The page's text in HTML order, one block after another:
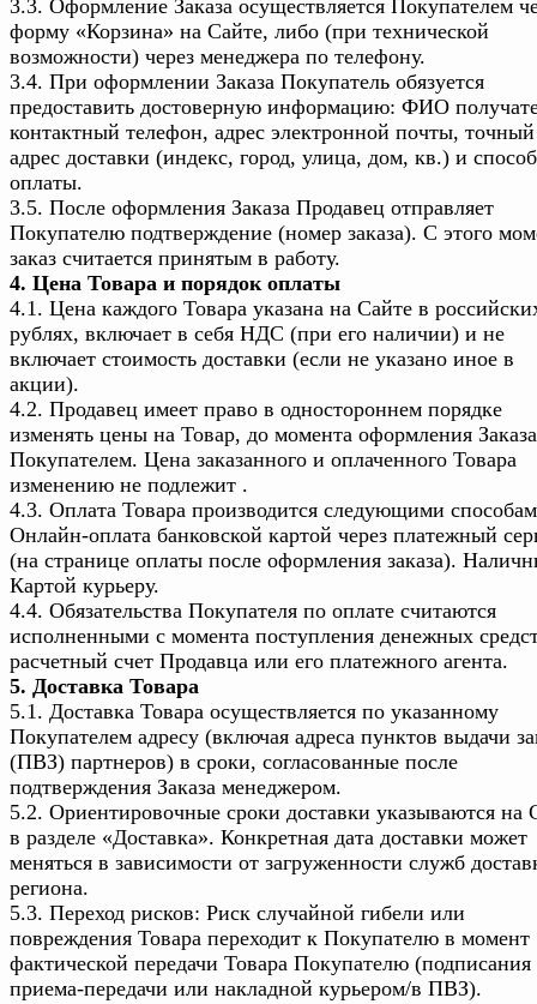
3.3. Оформление Заказа осуществляется Покупателем
форму «Корзина» на Сайте, либо (при технической
возможности) через менеджера по телефону.
3.4. При оформлении Заказа Покупатель обязуется
предоставить достоверную информацию: ФИО
контактный телефон, адрес электронной почты, точный
адрес доставки (индекс, город, улица, дом, кв.) и способ
оплаты.
3.5. После оформления Заказа Продавец отправляет
Покупателю подтверждение (номер заказа). С этого
заказ считается принятым в работу.
4. Цена Товара и порядок оплаты
4.1. Цена каждого Товара указана на Сайте в
рублях, включает в себя НДС (при его наличии) и не
включает стоимость доставки (если не указано иное в
акции).
4.2. Продавец имеет право в одностороннем порядке
изменять цены на Товар, до момента оформления Заказа
Покупателем. Цена заказанного и оплаченного Товара
изменению не подлежит .
4.3. Оплата Товара производится следующими
Онлайн-оплата банковской картой через платежный
(на странице оплаты после оформления заказа).
Картой курьеру.
4.4. Обязательства Покупателя по оплате считаются
исполненными с момента поступления денежных
расчетный счет Продавца или его платежного агента.
5. Доставка Товара
5.1. Доставка Товара осуществляется по указанному
Покупателем адресу (включая адреса пунктов выдачи
(ПВЗ) партнеров) в сроки, согласованные после
подтверждения Заказа менеджером.
5.2. Ориентировочные сроки доставки указываются на
в разделе «Доставка». Конкретная дата доставки может
меняться в зависимости от загруженности служб
региона.
5.3. Переход рисков: Риск случайной гибели или
повреждения Товара переходит к Покупателю в момент
фактической передачи Товара Покупателю (подписания
приема-передачи или накладной курьером/в ПВЗ).